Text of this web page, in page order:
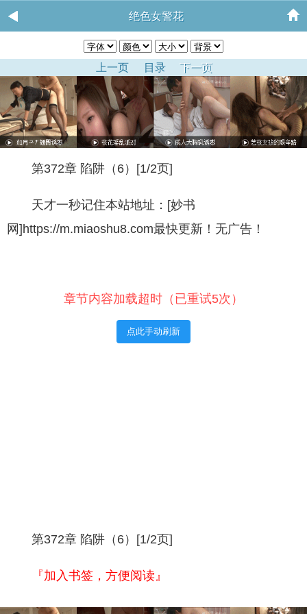
绝色女警花
上一页 目录 下一页
第372章 陷阱（6）[1/2页]
天才一秒记住本站地址：[妙书
网]https://m.miaoshu8.com最快更新！无广告！
章节内容加载超时（已重试5次）
点此手动刷新
第372章 陷阱（6）[1/2页]
『加入书签，方便阅读』